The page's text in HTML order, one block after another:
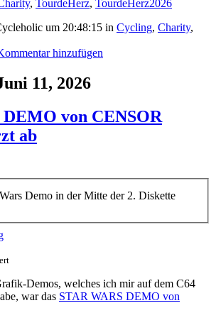
, TourdeHerz, TourdeHerz2026
um 20:48:15 in Cycling, Charity,
hinzufügen
11, 2026
DEMO von CENSOR
ab
Demo in der Mitte der 2. Diskette
Demos, welches ich mir auf dem C64
war das STAR WARS DEMO von